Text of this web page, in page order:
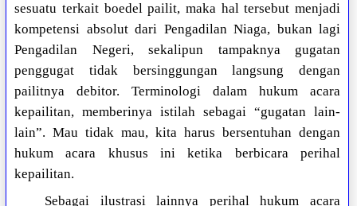
sesuatu terkait boedel pailit, maka hal tersebut menjadi
kompetensi absolut dari Pengadilan Niaga, bukan lagi
Pengadilan Negeri, sekalipun tampaknya gugatan
penggugat tidak bersinggungan langsung dengan
pailitnya debitor. Terminologi dalam hukum acara
kepailitan, memberinya istilah sebagai “gugatan lain-
lain”. Mau tidak mau, kita harus bersentuhan dengan
hukum acara khusus ini ketika berbicara perihal
kepailitan.
Sebagai ilustrasi lainnya perihal hukum acara